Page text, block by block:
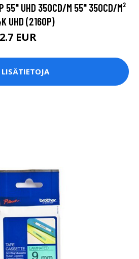
55" UHD 350CD/M 55" 350CD/M²
UHD (2160P)
EUR
LISÄTIETOJA